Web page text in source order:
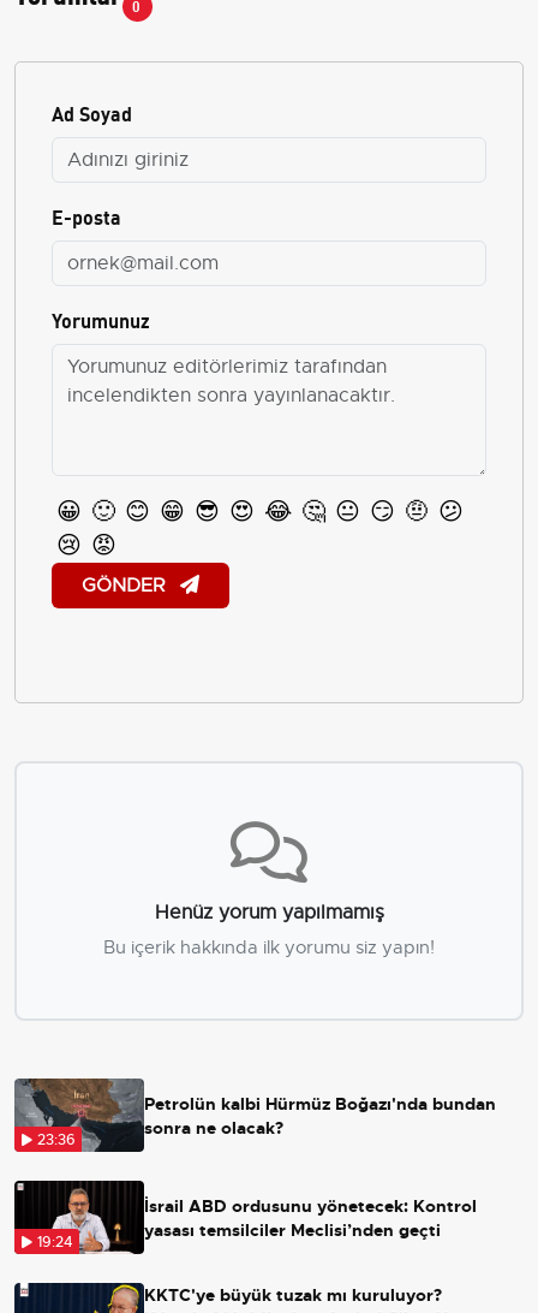
0
Ad Soyad
E-posta
Yorumunuz
😀 🙂 😊 😁 😎 😍 😂 🤔 😐 😏 🤨 😕
😢 😡
GÖNDER
Henüz yorum yapılmamış
Bu içerik hakkında ilk yorumu siz yapın!
23:36
Petrolün kalbi Hürmüz Boğazı'nda bundan
sonra ne olacak?
19:24
İsrail ABD ordusunu yönetecek: Kontrol
yasası temsilciler Meclisi’nden geçti
KKTC'ye büyük tuzak mı kuruluyor?